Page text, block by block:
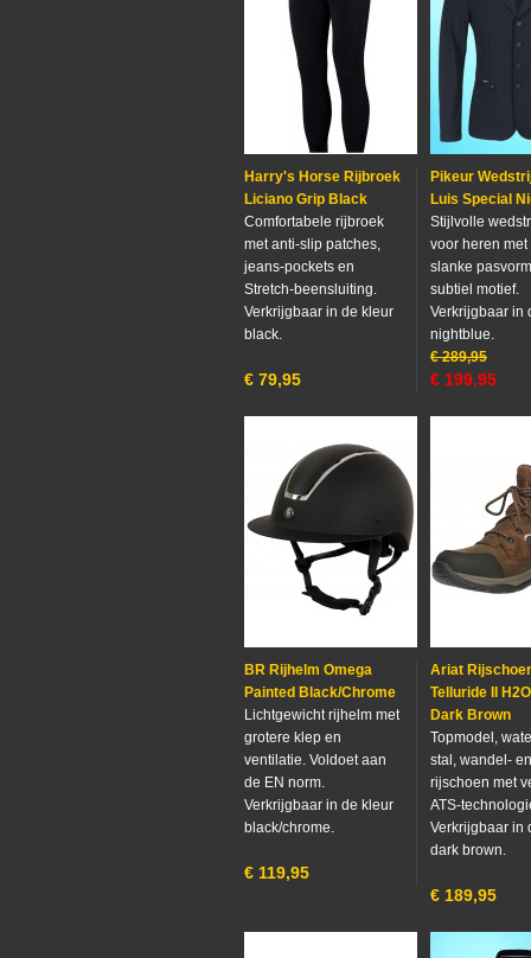
Harry's Horse Rijbroek
Liciano Grip Black
Comfortabele rijbroek
met anti-slip patches,
jeans-pockets en
Stretch-beensluiting.
Verkrijgbaar in de kleur
black.
€ 79,95
Pikeur
Luis Special
Stijlvolle
voor heren met
slanke
subtiel motief.
Verkrijgbaar in
nightblue.
€ 289,95
€ 199,95
BR Rijhelm Omega
Painted Black/Chrome
Lichtgewicht rijhelm met
grotere klep en
ventilatie. Voldoet aan
de EN norm.
Verkrijgbaar in de kleur
black/chrome.
€ 119,95
Ariat
Telluride II
Dark Brown
Topmodel,
stal, wandel- en
rijschoen met
ATS-
Verkrijgbaar in
dark brown.
€ 189,95